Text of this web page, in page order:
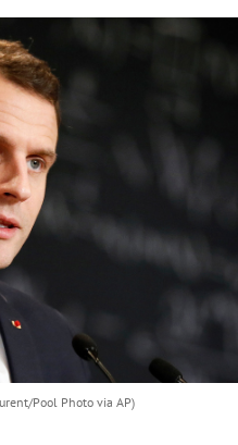
Pool Photo via AP)